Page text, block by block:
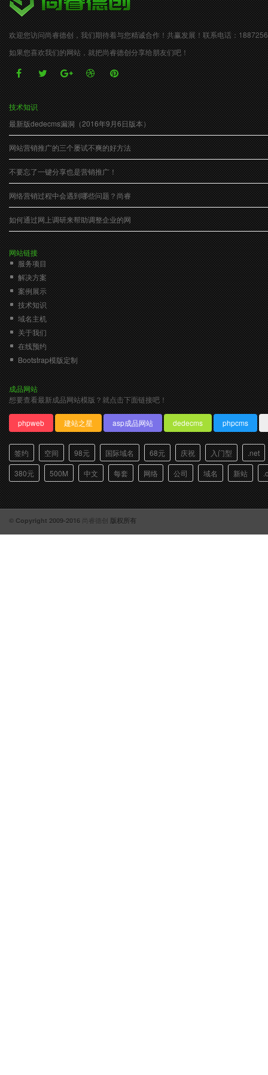
若现有解决方案不能满足您全部需求，可单独
根据您的实际需要先开通一个解决方案，
内容资讯
￥680/年（7天免费试用）
适用于各类资讯、内容发布、
支持分类、评论、点赞等功能
支持
活动票务
￥1180/年（7天免费试用）
支持活动发布、在线报名、微信支付、
快速核销、客户管理、名单导出等功能
欢迎您访问尚睿德创，我们期待着与您精诚合作！共赢发展！联系电话：
如果您喜欢我们的网站，就把尚睿德创分享给朋友们吧！
技术知识
最新版dedecms漏洞（2016年9月6日版本）
网站营销推广的三个屡试不爽的好方法
不要忘了一键分享也是营销推广！
网络营销过程中会遇到哪些问题？尚睿
如何通过网上调研来帮助调整企业的网
网站链接
服务项目
解决方案
案例展示
技术知识
域名主机
关于我们
在线预约
Bootstrap模版定制
成品网站
想要查看最新成品网站模版？就点击下面链接吧！
phpweb 建站之星 asp成品网站 dedecms phpcms
签约 空间 98元 国际域名 68元 庆祝 入门型
.net
380元
500M 中文 每套 网络 公司 域名 新站
© Copyright 2009-2016 尚睿德创 版权所有